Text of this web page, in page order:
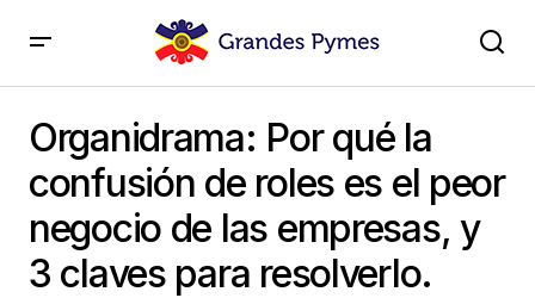
negocio de las empresas, y 3 claves para resolverlo.
Organidrama: Por qué la
confusión de roles es el peor
negocio de las empresas, y
3 claves para resolverlo.